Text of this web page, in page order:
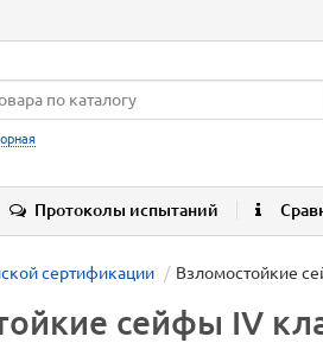
Протоколы испытаний
сертификации Взломостойкие
сейфы IV